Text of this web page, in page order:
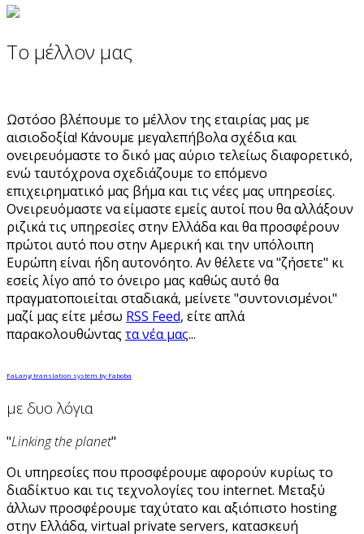
Το μέλλον μας
Ωστόσο βλέπουμε το μέλλον της εταιρίας μας με
αισιοδοξία! Κάνουμε μεγαλεπήβολα σχέδια και
ονειρευόμαστε το δικό μας αύριο τελείως διαφορετικό,
ενώ ταυτόχρονα σχεδιάζουμε το επόμενο
επιχειρηματικό μας βήμα και τις νέες μας υπηρεσίες.
Ονειρευόμαστε να είμαστε εμείς αυτοί που θα αλλάξουν
ριζικά τις υπηρεσίες στην Ελλάδα και θα προσφέρουν
πρώτοι αυτό που στην Αμερική και την υπόλοιπη
Ευρώπη είναι ήδη αυτονόητο. Αν θέλετε να "ζήσετε" κι
εσείς λίγο από το όνειρο μας καθώς αυτό θα
πραγματοποιείται σταδιακά, μείνετε "συντονισμένοι"
μαζί μας είτε μέσω RSS Feed, είτε απλά
παρακολουθώντας τα νέα μας...
FaLang translation system by Faboba
με δυο λόγια
"Linking the planet"
Οι υπηρεσίες που προσφέρουμε αφορούν κυρίως το
διαδίκτυο και τις τεχνολογίες του internet. Μεταξύ
άλλων προσφέρουμε ταχύτατο και αξιόπιστο hosting
στην Ελλάδα, virtual private servers, κατασκευή